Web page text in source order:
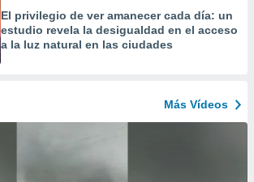
El privilegio de ver amanecer cada día: un
estudio revela la desigualdad en el acceso
a la luz natural en las ciudades
Más Vídeos